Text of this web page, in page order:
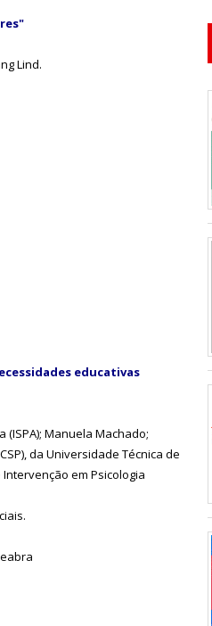
Lind.
educativas
Manuela Machado;
da Universidade Técnica de
em Psicologia